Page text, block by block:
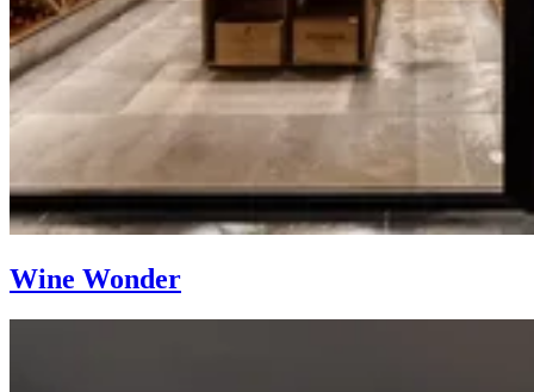
Wine Wonder